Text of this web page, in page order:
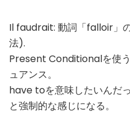
Il faudrait: 動詞「falloir」
法).
Present Conditionalを使
ュアンス。
have toを意味したいんだ
と強制的な感じになる。